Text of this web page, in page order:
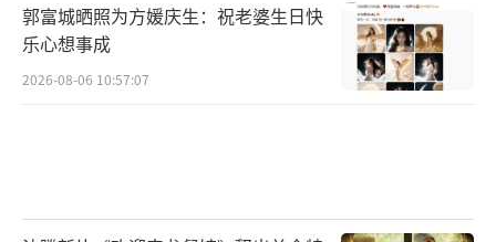
郭富城晒照为方媛庆生：祝老婆生日快
乐心想事成
2026-08-06 10:57:07